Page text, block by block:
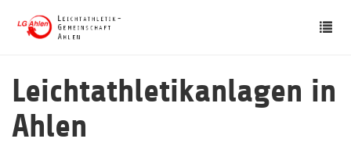
Leichtathletikanlagen in
Ahlen